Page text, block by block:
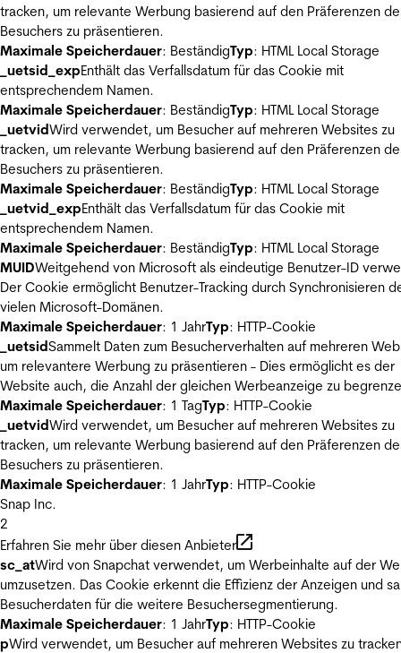
tracken, um relevante Werbung basierend auf den Präferenzen
Besuchers zu präsentieren.
Maximale Speicherdauer: BeständigTyp: HTML Local Storage
_uetsid_expEnthält das Verfallsdatum für das Cookie mit
entsprechendem Namen.
Maximale Speicherdauer: BeständigTyp: HTML Local Storage
_uetvidWird verwendet, um Besucher auf mehreren Websites zu
tracken, um relevante Werbung basierend auf den Präferenzen
Besuchers zu präsentieren.
Maximale Speicherdauer: BeständigTyp: HTML Local Storage
_uetvid_expEnthält das Verfallsdatum für das Cookie mit
entsprechendem Namen.
Maximale Speicherdauer: BeständigTyp: HTML Local Storage
MUIDWeitgehend von Microsoft als eindeutige Benutzer-ID
Der Cookie ermöglicht Benutzer-Tracking durch Synchronisieren
vielen Microsoft-Domänen.
Maximale Speicherdauer: 1 JahrTyp: HTTP-Cookie
_uetsidSammelt Daten zum Besucherverhalten auf mehreren
um relevantere Werbung zu präsentieren - Dies ermöglicht es der
Website auch, die Anzahl der gleichen Werbeanzeige zu
Maximale Speicherdauer: 1 TagTyp: HTTP-Cookie
_uetvidWird verwendet, um Besucher auf mehreren Websites zu
tracken, um relevante Werbung basierend auf den Präferenzen
Besuchers zu präsentieren.
Maximale Speicherdauer: 1 JahrTyp: HTTP-Cookie
Snap Inc.
2
Erfahren Sie mehr über diesen Anbieter
sc_atWird von Snapchat verwendet, um Werbeinhalte auf der
umzusetzen. Das Cookie erkennt die Effizienz der Anzeigen und
Besucherdaten für die weitere Besuchersegmentierung.
Maximale Speicherdauer: 1 JahrTyp: HTTP-Cookie
pWird verwendet, um Besucher auf mehreren Websites zu